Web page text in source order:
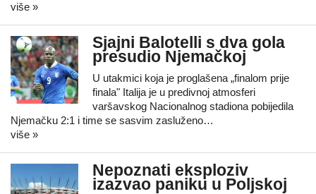
više »
Sjajni Balotelli s dva gola
presudio Njemačkoj
U utakmici koja je proglašena „finalom prije
finala" Italija je u predivnoj atmosferi
varšavskog Nacionalnog stadiona pobijedila
Njemačku 2:1 i time se sasvim zasluženo…
više »
Nepoznati eksploziv
izazvao paniku u Poljskoj